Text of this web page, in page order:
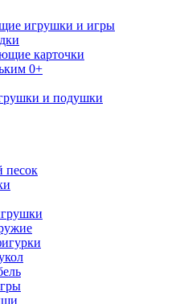
игрушки и игры
карточки
0+
и подушки
песок